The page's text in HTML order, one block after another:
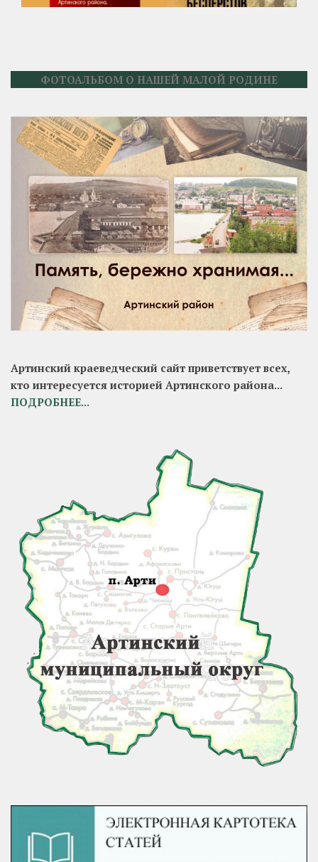
ФОТОАЛЬБОМ О НАШЕЙ МАЛОЙ РОДИНЕ
Артинский краеведческий сайт приветствует всех,
кто интересуется историей Артинского района...
ПОДРОБНЕЕ...